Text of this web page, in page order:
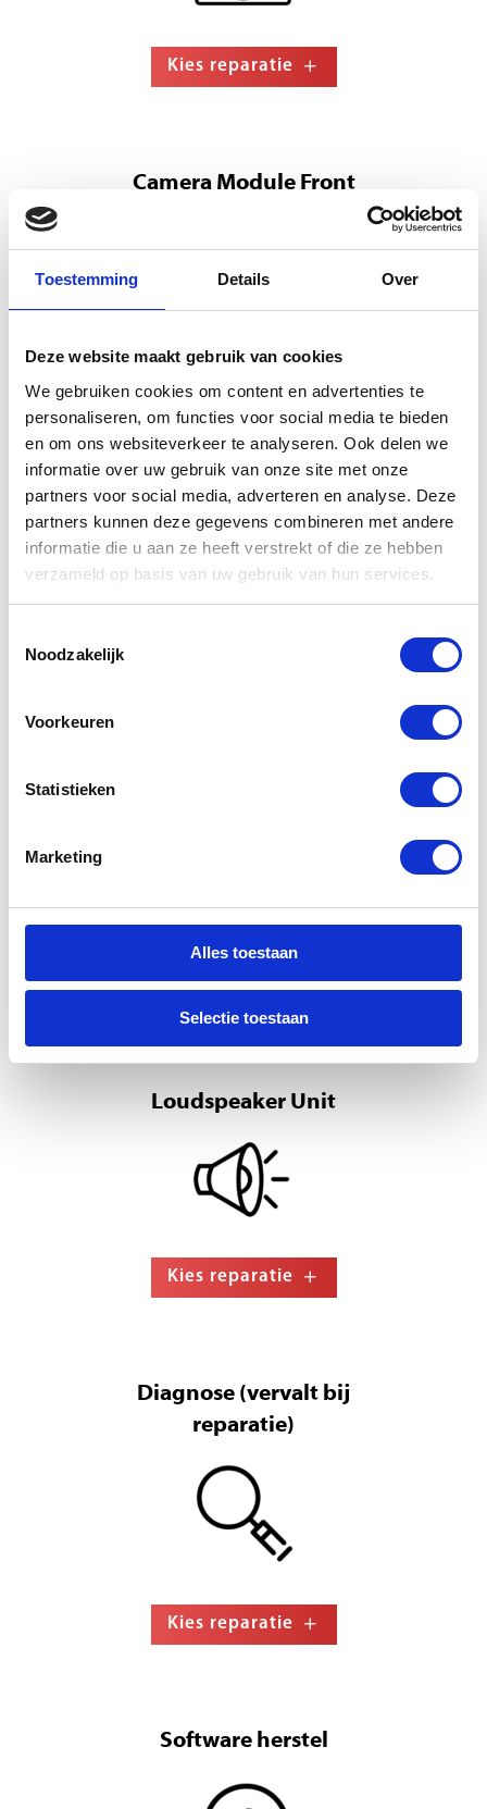
Toestemming Details Over
Deze website maakt gebruik van cookies
We gebruiken cookies om content en advertenties te
personaliseren, om functies voor social media te bieden
en om ons websiteverkeer te analyseren. Ook delen we
informatie over uw gebruik van onze site met onze
partners voor social media, adverteren en analyse. Deze
partners kunnen deze gegevens combineren met andere
informatie die u aan ze heeft verstrekt of die ze hebben
verzameld op basis van uw gebruik van hun services.
Noodzakelijk
Voorkeuren
Statistieken
Marketing
Alles toestaan
Selectie toestaan
Kies reparatie
Camera Module Front
Kies reparatie
Camera Module Back
Kies reparatie
Loudspeaker Unit
Kies reparatie
Diagnose (vervalt bij
reparatie)
Kies reparatie
Software herstel